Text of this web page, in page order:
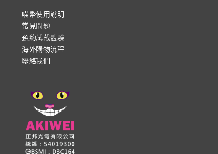
喵幣使用說明
常見問題
預約試戴體驗
海外購物流程
聯絡我們